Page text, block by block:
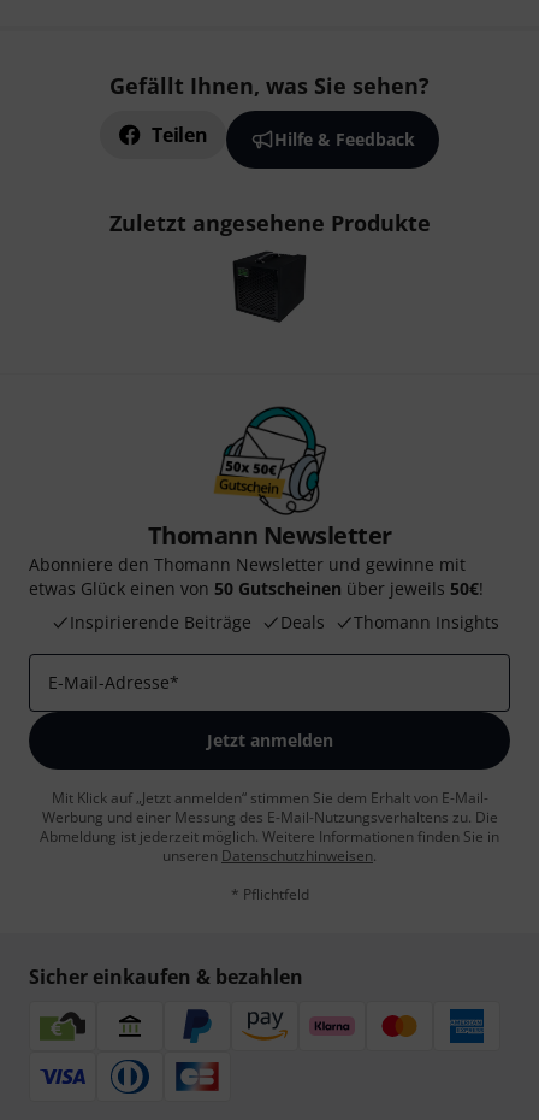
Gefällt Ihnen, was Sie sehen?
Teilen Hilfe & Feedback
Zuletzt angesehene Produkte
Thomann Newsletter
Abonniere den Thomann Newsletter und gewinne mit
etwas Glück einen von 50 Gutscheinen über jeweils 50€!
Inspirierende Beiträge
Deals Thomann Insights
E-Mail-Adresse*
Jetzt anmelden
Mit Klick auf „Jetzt anmelden“ stimmen Sie dem Erhalt von E-Mail-
Werbung und einer Messung des E-Mail-Nutzungsverhaltens zu. Die
Abmeldung ist jederzeit möglich. Weitere Informationen finden Sie in
unseren Datenschutzhinweisen.
* Pflichtfeld
Sicher einkaufen & bezahlen